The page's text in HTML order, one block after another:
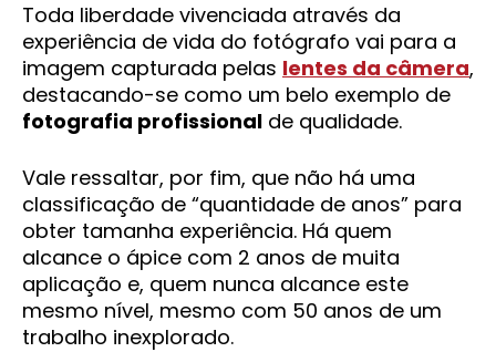
Toda liberdade vivenciada através da
experiência de vida do fotógrafo vai para a
imagem capturada pelas lentes da câmera,
destacando-se como um belo exemplo de
fotografia profissional de qualidade.
Vale ressaltar, por fim, que não há uma
classificação de “quantidade de anos” para
obter tamanha experiência. Há quem
alcance o ápice com 2 anos de muita
aplicação e, quem nunca alcance este
mesmo nível, mesmo com 50 anos de um
trabalho inexplorado.